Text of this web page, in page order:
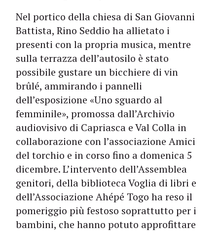
Nel portico della chiesa di San Giovanni
Battista, Rino Seddio ha allietato i
presenti con la propria musica, mentre
sulla terrazza dell’autosilo è stato
possibile gustare un bicchiere di vin
brûlé, ammirando i pannelli
dell’esposizione «Uno sguardo al
femminile», promossa dall’Archivio
audiovisivo di Capriasca e Val Colla in
collaborazione con l’associazione Amici
del torchio e in corso fino a domenica 5
dicembre. L’intervento dell’Assemblea
genitori, della biblioteca Voglia di libri e
dell’Associazione Ahépé Togo ha reso il
pomeriggio più festoso soprattutto per i
bambini, che hanno potuto approfittare